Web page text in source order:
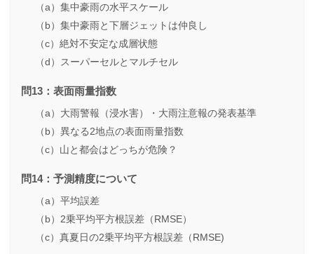
（a）集中豪雨の水平スケール
（b）集中豪雨と下層ジェットは仲良し
（c）絶対不安定な成層状態
（d）スーパーセルとマルチセル
問13：表面雨量指数
（a）大雨警報（浸水害）・大雨注意報の発表基準
（b）異なる2地点の表面雨量指数
（c）山と都会はどっちが危険？
問14：予測精度について
（a）平均誤差
（b）2乗平均平方根誤差（RMSE）
（c）真夏日の2乗平均平方根誤差（RMSE)